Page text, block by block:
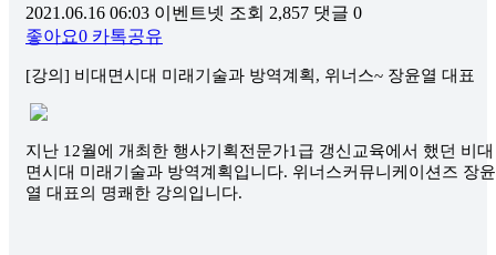
2021.06.16 06:03 이벤트넷 조회 2,857 댓글 0
좋아요0 카톡공유
[강의 ] 비대면시대 미래기술과 방역계획, 위너스~ 장윤열 대표
지난 12월에 개최한 행사기획전문가1 급 갱신교육에서 했던 비대
면시대 미래기술과 방역계획입니다. 위너스커뮤니케이션즈 장윤
열 대표의 명쾌한 강의입니다.